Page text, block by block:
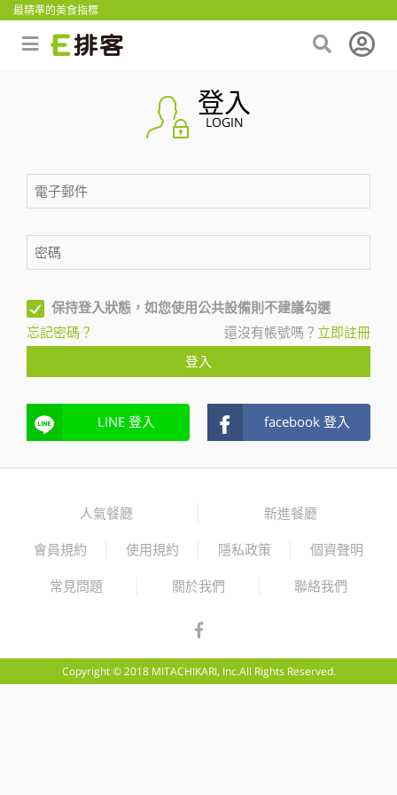
最精準的美食指標
登入
LOGIN
保持登入狀態，如您使用公共設備則不建議勾選
忘記密碼？
還沒有帳號嗎？ 立即註冊
登入
LINE 登入 facebook 登入
人氣餐廳 新進餐廳
會員規約 使用規約 隱私政策 個資聲明
常見問題 關於我們 聯絡我們
Copyright © 2018 MITACHIKARI, Inc.All Rights Reserved.